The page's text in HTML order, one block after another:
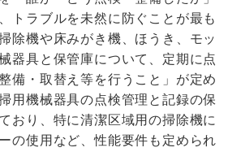
トラブルを未然に防ぐことが最も
除機や床みがき機、ほうき、モッ
器具と保管庫について、定期に点
備・取替え等を行うこと」が定め
用機械器具の点検管理と記録の保
おり、特に清潔区域用の掃除機に
の使用など、性能要件も定められ